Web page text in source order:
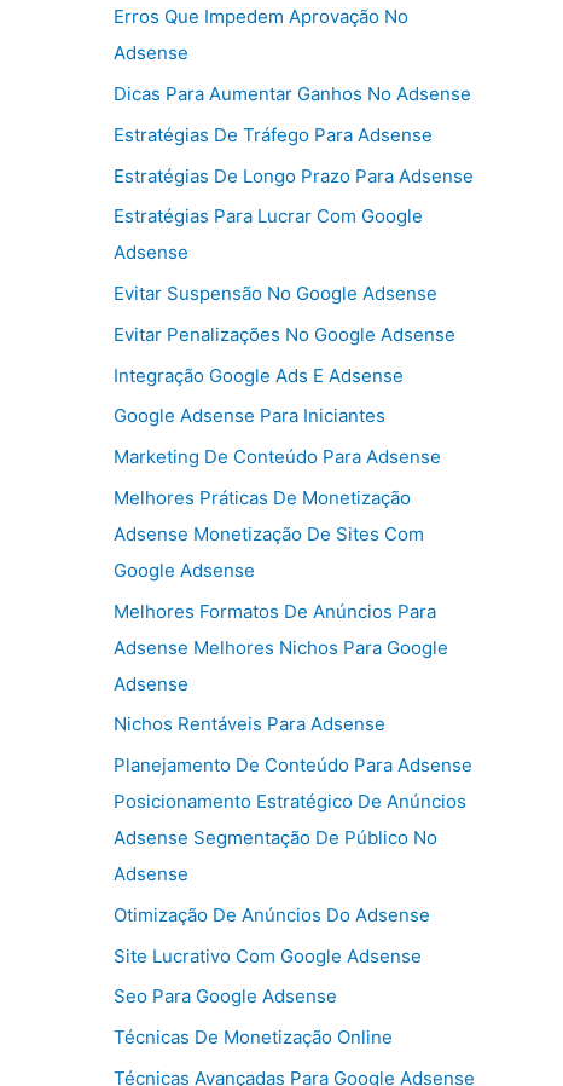
Erros Que Impedem Aprovação No
Adsense
Dicas Para Aumentar Ganhos No Adsense
Estratégias De Tráfego Para Adsense
Estratégias De Longo Prazo Para Adsense
Estratégias Para Lucrar Com Google
Adsense
Evitar Suspensão No Google Adsense
Evitar Penalizações No Google Adsense
Integração Google Ads E Adsense
Google Adsense Para Iniciantes
Marketing De Conteúdo Para Adsense
Melhores Práticas De Monetização
Adsense Monetização De Sites Com
Google Adsense
Melhores Formatos De Anúncios Para
Adsense Melhores Nichos Para Google
Adsense
Nichos Rentáveis Para Adsense
Planejamento De Conteúdo Para Adsense
Posicionamento Estratégico De Anúncios
Adsense Segmentação De Público No
Adsense
Otimização De Anúncios Do Adsense
Site Lucrativo Com Google Adsense
Seo Para Google Adsense
Técnicas De Monetização Online
Técnicas Avançadas Para Google Adsense